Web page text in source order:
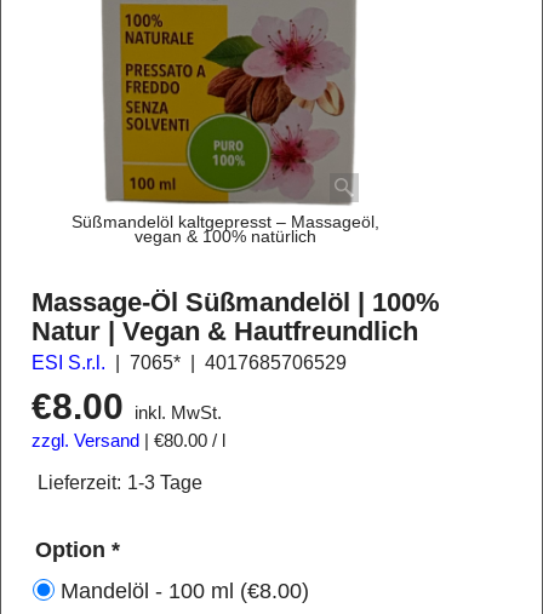
Süßmandelöl kaltgepresst – Massageöl,
vegan & 100% natürlich
Massage-Öl Süßmandelöl | 100%
Natur | Vegan & Hautfreundlich
ESI S.r.l. 7065* 4017685706529
€8.00
inkl. MwSt.
zzgl. Versand
€80.00 / l
Lieferzeit: 1-3 Tage
Option *
Mandelöl - 100 ml (€8.00)